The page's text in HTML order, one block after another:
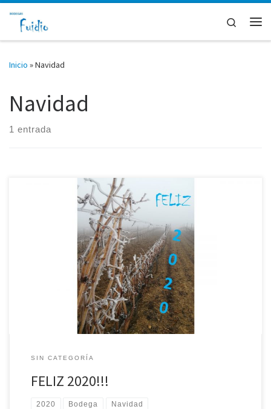
Saltar al contenido
Search
Inicio »Navidad
Navidad
1 entrada
SIN CATEGORÍA
FELIZ 2020!!!
2020 Bodega Navidad